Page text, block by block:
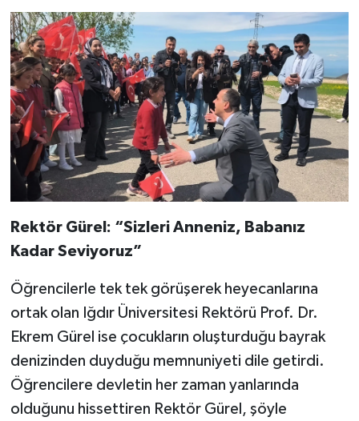
Rektör Gürel: “Sizleri Anneniz, Babanız
Kadar Seviyoruz”
Öğrencilerle tek tek görüşerek heyecanlarına
ortak olan Iğdır Üniversitesi Rektörü Prof. Dr.
Ekrem Gürel ise çocukların oluşturduğu bayrak
denizinden duyduğu memnuniyeti dile getirdi.
Öğrencilere devletin her zaman yanlarında
olduğunu hissettiren Rektör Gürel, şöyle